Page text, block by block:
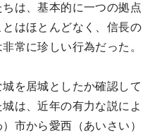
は、基本的に一つの拠点
はほとんどなく、信長の
常に珍しい行為だった。
を居城としたか確認して
は、近年の有力な説によ
市から愛西（あいさい）